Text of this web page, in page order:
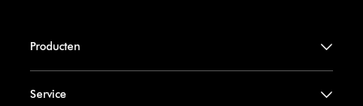
Producten
Service